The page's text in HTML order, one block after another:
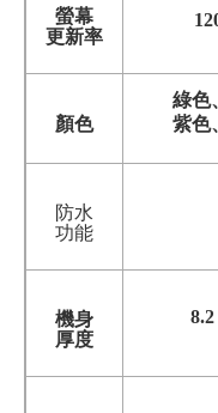
螢幕
更新率
顏色
綠色
紫色
防水
功能
機身
厚度